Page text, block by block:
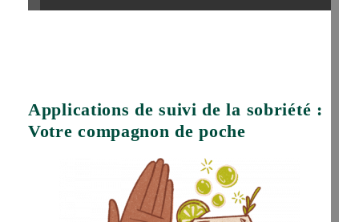
Applications de suivi de la sobriété :
Votre compagnon de poche